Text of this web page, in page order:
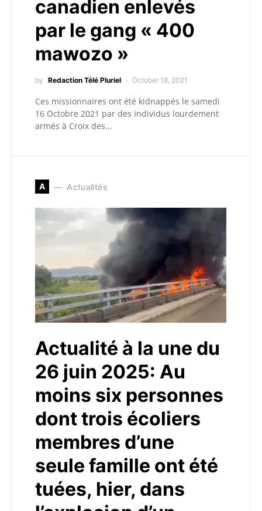
canadien enlevés
par le gang « 400
mawozo »
by Redaction Télé Pluriel October 18, 2021
Ces missionnaires ont été kidnappés le samedi
16 Octobre 2021 par des individus lourdement
armés à Croix des…
A Actualités
Actualité à la une du
26 juin 2025: Au
moins six personnes
dont trois écoliers
membres d’une
seule famille ont été
tuées, hier, dans